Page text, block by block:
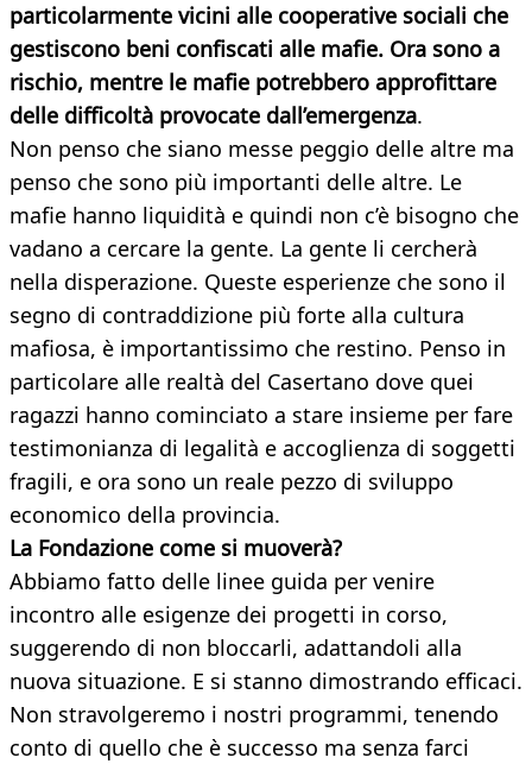
particolarmente vicini alle cooperative sociali che
gestiscono beni confiscati alle mafie. Ora sono a
rischio, mentre le mafie potrebbero approfittare
delle difficoltà provocate dall’emergenza.
Non penso che siano messe peggio delle altre ma
penso che sono più importanti delle altre. Le
mafie hanno liquidità e quindi non c’è bisogno che
vadano a cercare la gente. La gente li cercherà
nella disperazione. Queste esperienze che sono il
segno di contraddizione più forte alla cultura
mafiosa, è importantissimo che restino. Penso in
particolare alle realtà del Casertano dove quei
ragazzi hanno cominciato a stare insieme per fare
testimonianza di legalità e accoglienza di soggetti
fragili, e ora sono un reale pezzo di sviluppo
economico della provincia.
La Fondazione come si muoverà?
Abbiamo fatto delle linee guida per venire
incontro alle esigenze dei progetti in corso,
suggerendo di non bloccarli, adattandoli alla
nuova situazione. E si stanno dimostrando efficaci.
Non stravolgeremo i nostri programmi, tenendo
conto di quello che è successo ma senza farci